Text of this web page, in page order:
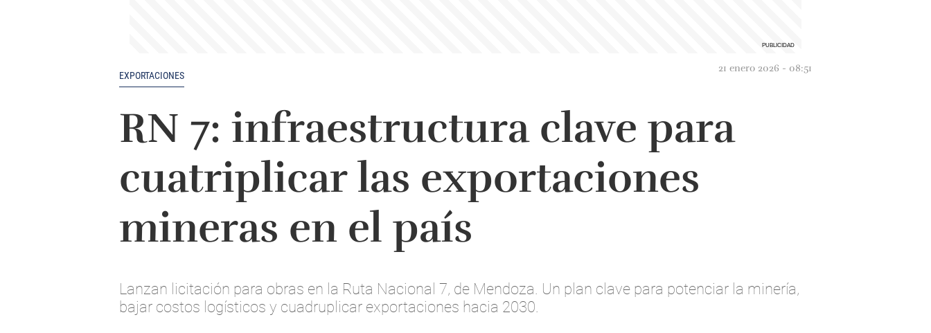
EXPORTACIONES
21 enero 2026 - 08:51
RN 7: infraestructura clave para
cuatriplicar las exportaciones
mineras en el país
Lanzan licitación para obras en la Ruta Nacional 7, de Mendoza. Un plan clave para potenciar la minería,
bajar costos logísticos y cuadruplicar exportaciones hacia 2030.